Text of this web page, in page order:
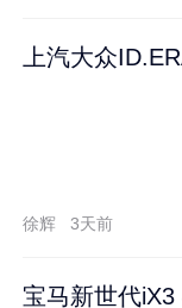
上汽大众
徐辉 3天前
宝马新世代